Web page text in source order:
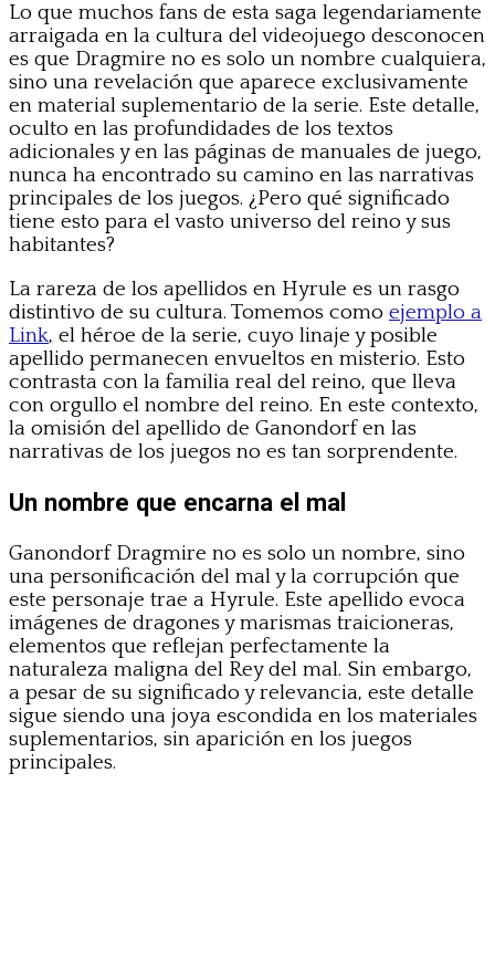
Lo que muchos fans de esta saga legendariamente
arraigada en la cultura del videojuego desconocen
es que Dragmire no es solo un nombre cualquiera,
sino una revelación que aparece exclusivamente
en material suplementario de la serie. Este detalle,
oculto en las profundidades de los textos
adicionales y en las páginas de manuales de juego,
nunca ha encontrado su camino en las narrativas
principales de los juegos. ¿Pero qué significado
tiene esto para el vasto universo del reino y sus
habitantes?
La rareza de los apellidos en Hyrule es un rasgo
distintivo de su cultura. Tomemos como ejemplo a
Link, el héroe de la serie, cuyo linaje y posible
apellido permanecen envueltos en misterio. Esto
contrasta con la familia real del reino, que lleva
con orgullo el nombre del reino. En este contexto,
la omisión del apellido de Ganondorf en las
narrativas de los juegos no es tan sorprendente.
Un nombre que encarna el mal
Ganondorf Dragmire no es solo un nombre, sino
una personificación del mal y la corrupción que
este personaje trae a Hyrule. Este apellido evoca
imágenes de dragones y marismas traicioneras,
elementos que reflejan perfectamente la
naturaleza maligna del Rey del mal. Sin embargo,
a pesar de su significado y relevancia, este detalle
sigue siendo una joya escondida en los materiales
suplementarios, sin aparición en los juegos
principales.